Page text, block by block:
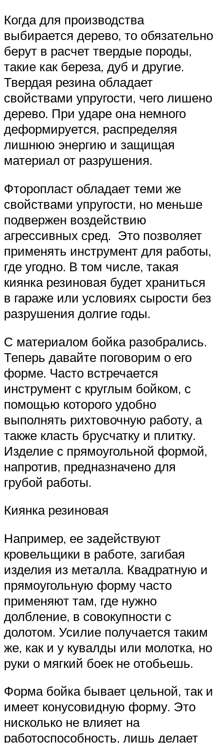
Когда для производства
выбирается дерево, то обязательно
берут в расчет твердые породы,
такие как береза, дуб и другие.
Твердая резина обладает
свойствами упругости, чего лишено
дерево. При ударе она немного
деформируется, распределяя
лишнюю энергию и защищая
материал от разрушения.
Фторопласт обладает теми же
свойствами упругости, но меньше
подвержен воздействию
агрессивных сред. Это позволяет
применять инструмент для работы,
где угодно. В том числе, такая
киянка резиновая будет храниться
в гараже или условиях сырости без
разрушения долгие годы.
С материалом бойка разобрались.
Теперь давайте поговорим о его
форме. Часто встречается
инструмент с круглым бойком, с
помощью которого удобно
выполнять рихтовочную работу, а
также класть брусчатку и плитку.
Изделие с прямоугольной формой,
напротив, предназначено для
грубой работы.
Киянка резиновая
Например, ее задействуют
кровельщики в работе, загибая
изделия из металла. Квадратную и
прямоугольную форму часто
применяют там, где нужно
долбление, в совокупности с
долотом. Усилие получается таким
же, как и у кувалды или молотка, но
руки о мягкий боек не отобьешь.
Форма бойка бывает цельной, так и
имеет конусовидную форму. Это
нисколько не влияет на
работоспособность, лишь делает